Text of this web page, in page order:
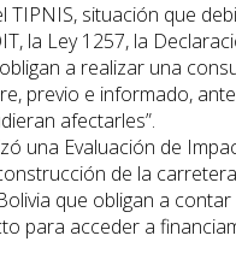
situación que
la Ley 1257, la
a realizar una
previo e informado,
afectarles”.
una Evaluación de
de la
que obligan a
para acceder a